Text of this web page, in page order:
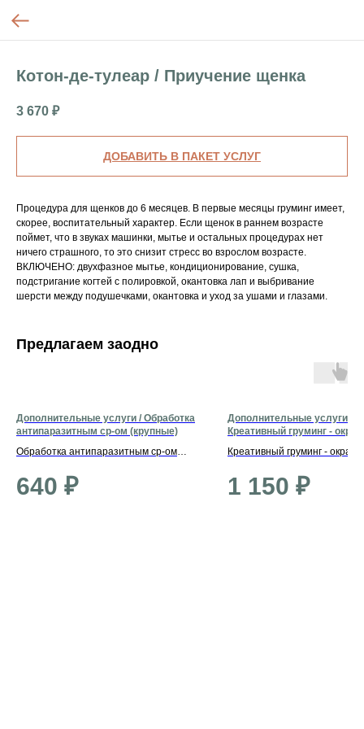
Котон-де-тулеар / Приучение щенка
3 670 ₽
ДОБАВИТЬ В ПАКЕТ УСЛУГ
Процедура для щенков до 6 месяцев. В первые месяцы груминг имеет,
скорее, воспитательный характер. Если щенок в раннем возрасте
поймет, что в звуках машинки, мытье и остальных процедурах нет
ничего страшного, то это снизит стресс во взрослом возрасте.
ВКЛЮЧЕНО: двухфазное мытье, кондиционирование, сушка,
подстригание когтей с полировкой, окантовка лап и выбривание
шерсти между подушечками, окантовка и уход за ушами и глазами.
Предлагаем заодно
Дополнительные услуги / Обработка
антипаразитным ср-ом (крупные)
Обработка антипаразитным ср-ом
640 ₽
Дополнительные услуги /
Креативный груминг -
Креативный груминг -
1 150 ₽